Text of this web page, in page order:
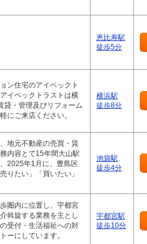
恵比寿駅
徒歩5分
ン住宅のアイベックト
イベックトラストは横
貸・管理及びリフォーム
にご来店ください。
横浜駅
徒歩8分
地元不動産の売買・賃
内容とて15年間大山駅
2025年1月に、豊島区
りたい」「買いたい」
池袋駅
徒歩4分
圏内に位置し、宇都宮
斡旋する業務を主とし
受付・生活福祉への対
ーにしています。
宇都宮駅
徒歩10分